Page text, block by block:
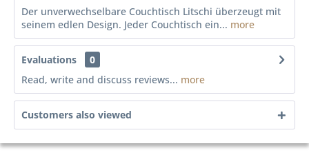
Der unverwechselbare Couchtisch Litschi überzeugt mit
seinem edlen Design. Jeder Couchtisch ein... more
Evaluations
0
Read, write and discuss reviews... more
Customers also viewed